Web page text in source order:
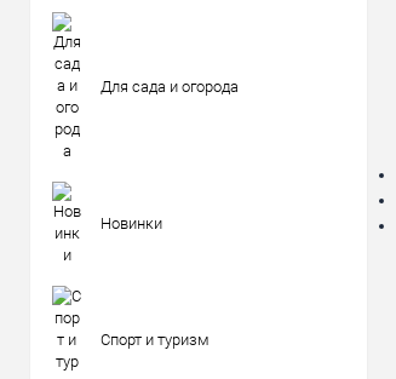
Для сада и огорода
Новинки
Спорт и туризм